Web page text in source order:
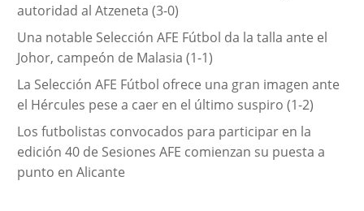
autoridad al Atzeneta (3-0)
Una notable Selección AFE Fútbol da la talla ante el
Johor, campeón de Malasia (1-1)
La Selección AFE Fútbol ofrece una gran imagen ante
el Hércules pese a caer en el último suspiro (1-2)
Los futbolistas convocados para participar en la
edición 40 de Sesiones AFE comienzan su puesta a
punto en Alicante